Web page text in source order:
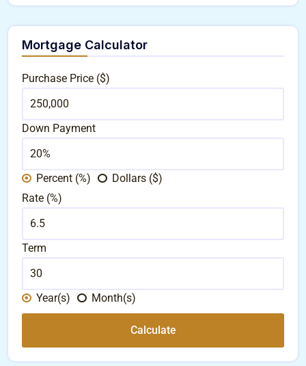
Mortgage Calculator
Purchase Price ($)
Down Payment
Percent (%)
Dollars ($)
Rate (%)
Term
Year(s) Month(s)
Calculate